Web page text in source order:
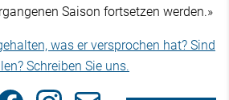
Saison fortsetzen werden.»
was er versprochen hat? Sind
Schreiben Sie uns.